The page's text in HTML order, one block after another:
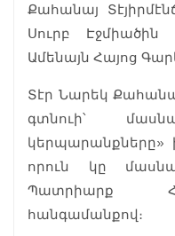
Քահանայ
Սուրբ Էջմիածին
Ամենայն Հայոց
Տէր Նարեկ
գտնուի՝
կերպարանքները»
որուն կը
Պատրիարք
հանգամանքով։